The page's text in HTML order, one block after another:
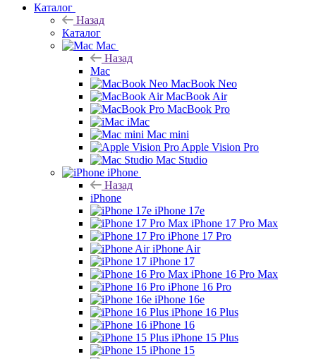
Каталог
Назад
Каталог
Mac
Назад
Mac
MacBook Neo
MacBook Air
MacBook Pro
iMac
Mac mini
Apple Vision Pro
Mac Studio
iPhone
Назад
iPhone
iPhone 17e
iPhone 17 Pro Max
iPhone 17 Pro
iPhone Air
iPhone 17
iPhone 16 Pro Max
iPhone 16 Pro
iPhone 16e
iPhone 16 Plus
iPhone 16
iPhone 15 Plus
iPhone 15